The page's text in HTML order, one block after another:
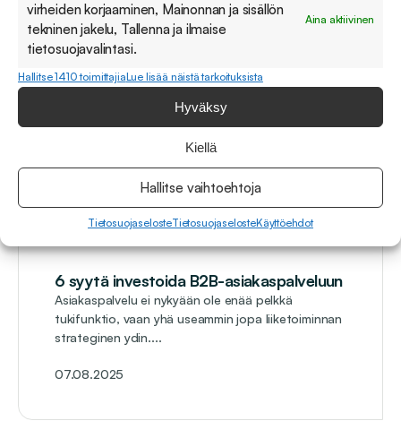
virheiden korjaaminen, Mainonnan ja sisällön
tekninen jakelu, Tallenna ja ilmaise
tietosuojavalintasi.
Aina aktiivinen
Hallitse 1410 toimittajiaLue lisää näistä tarkoituksista
Hyväksy
Kiellä
Hallitse vaihtoehtoja
TietosuojaselosteTietosuojaselosteKäyttöehdot
22.01.2026
6 syytä investoida B2B-asiakaspalveluun
Asiakaspalvelu ei nykyään ole enää pelkkä
tukifunktio, vaan yhä useammin jopa liiketoiminnan
strateginen ydin....
07.08.2025